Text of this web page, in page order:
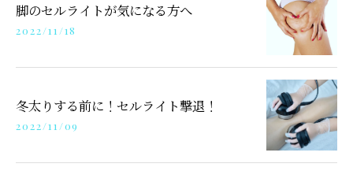
脚のセルライトが気になる方へ
2022/11/18
冬太りする前に！セルライト撃退！
2022/11/09